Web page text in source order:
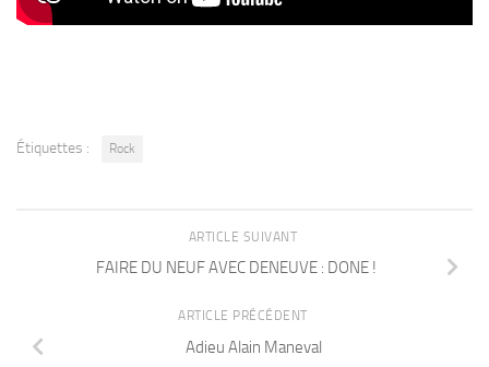
Étiquettes : Rock
ARTICLE SUIVANT
FAIRE DU NEUF AVEC DENEUVE : DONE !
ARTICLE PRÉCÉDENT
Adieu Alain Maneval